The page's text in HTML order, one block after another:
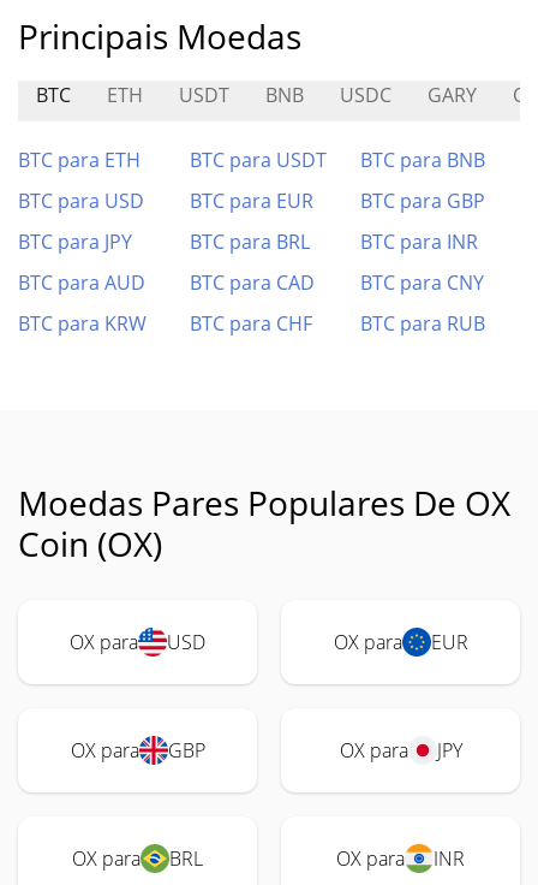
Principais Moedas
BTC ETH USDT BNB USDC GARY
BTC para ETH BTC para USDT
BTC para BNB
BTC para USD
BTC para EUR
BTC para GBP
BTC para JPY
BTC para BRL
BTC para INR
BTC para AUD
BTC para CAD
BTC para CNY
BTC para KRW
BTC para CHF BTC para RUB
Moedas Pares Populares De OX
Coin (OX)
OX para USD OX para EUR
OX para GBP OX para JPY
OX para BRL OX para INR